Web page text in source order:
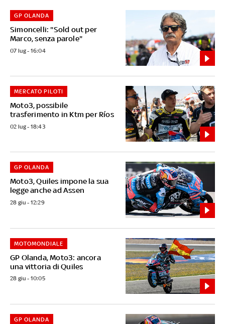
Simoncelli: "Sold out per
Marco, senza parole"
GP OLANDA
07 lug - 16:04
Moto3, possibile
trasferimento in Ktm per Ríos
MERCATO PILOTI
02 lug - 18:43
Moto3, Quiles impone la sua
legge anche ad Assen
GP OLANDA
28 giu - 12:29
GP Olanda, Moto3: ancora
una vittoria di Quiles
MOTOMONDIALE
28 giu - 10:05
GP OLANDA